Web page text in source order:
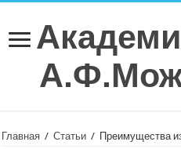
Главная / Статьи / Преимущества